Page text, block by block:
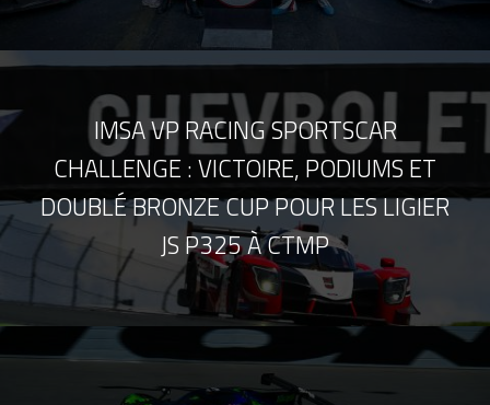
IMSA VP RACING SPORTSCAR
CHALLENGE : VICTOIRE, PODIUMS ET
DOUBLÉ BRONZE CUP POUR LES LIGIER
JS P325 À CTMP